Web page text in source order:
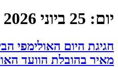
יום: 25 ביוני 2026
חגיגת היום האולימפי
מאיר בהובלת הוועד